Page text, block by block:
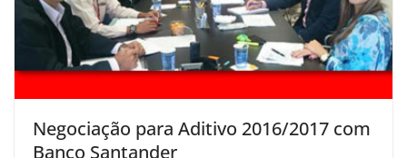
Negociação para Aditivo 2016/2017 com
Banco Santander